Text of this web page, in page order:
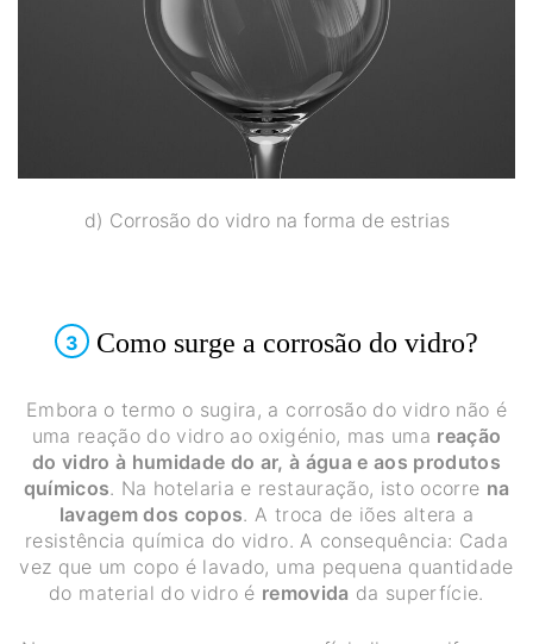
d) Corrosão do vidro na forma de estrias
3 Como surge a corrosão do vidro?
Embora o termo o sugira, a corrosão do vidro não é
uma reação do vidro ao oxigénio, mas uma reação
do vidro à humidade do ar, à água e aos produtos
químicos. Na hotelaria e restauração, isto ocorre na
lavagem dos copos. A troca de iões altera a
resistência química do vidro. A consequência: Cada
vez que um copo é lavado, uma pequena quantidade
do material do vidro é removida da superfície.